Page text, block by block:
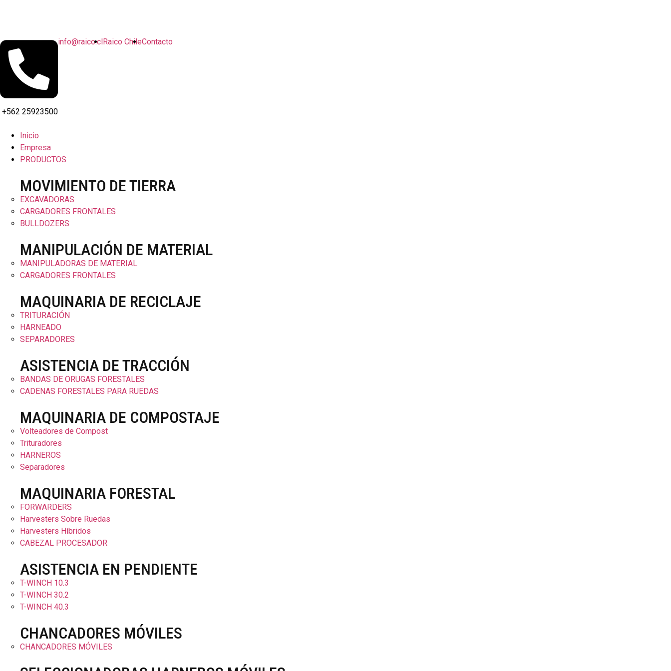
+562 25923500
info@raico.clRaico ChileContacto
Inicio
Empresa
PRODUCTOS
MOVIMIENTO DE TIERRA
EXCAVADORAS
CARGADORES FRONTALES
BULLDOZERS
MANIPULACIÓN DE MATERIAL
MANIPULADORAS DE MATERIAL
CARGADORES FRONTALES
MAQUINARIA DE RECICLAJE
TRITURACIÓN
HARNEADO
SEPARADORES
ASISTENCIA DE TRACCIÓN
BANDAS DE ORUGAS FORESTALES
CADENAS FORESTALES PARA RUEDAS
MAQUINARIA DE COMPOSTAJE
Volteadores de Compost
Trituradores
HARNEROS
Separadores
MAQUINARIA FORESTAL
FORWARDERS
Harvesters Sobre Ruedas
Harvesters Híbridos
CABEZAL PROCESADOR
ASISTENCIA EN PENDIENTE
T-WINCH 10.3
T-WINCH 30.2
T-WINCH 40.3
CHANCADORES MÓVILES
CHANCADORES MÓVILES